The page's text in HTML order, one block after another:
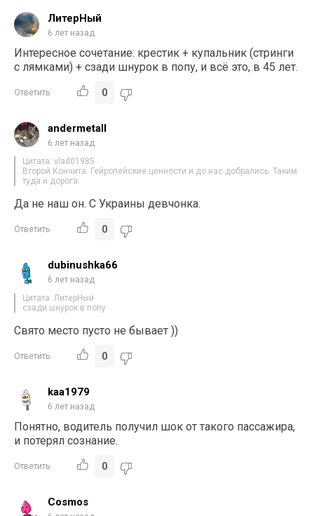
ЛитерНый
6 лет назад
Интересное сочетание: крестик + купальник (стринги
с лямками) + сзади шнурок в попу, и всё это, в 45 лет.
Ответить 0
andermetall
6 лет назад
Цитата: vlad01985
Второй Кончита. Гейропейские ценности и до нас добрались. Таким
туда и дорога.
Да не наш он. С Украины девчонка.
Ответить 0
dubinushka66
6 лет назад
Цитата: ЛитерНый
сзади шнурок в попу
Свято место пусто не бывает ))
Ответить 0
kaa1979
6 лет назад
Понятно, водитель получил шок от такого пассажира,
и потерял сознание.
Ответить 0
Cosmos